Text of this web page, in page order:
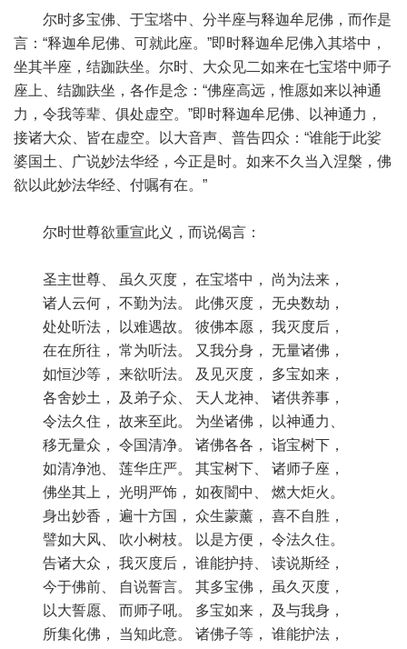
尔时多宝佛、于宝塔中、分半座与释迦牟尼佛，而作是
言：“释迦牟尼佛、可就此座。”即时释迦牟尼佛入其塔中，
坐其半座，结跏趺坐。尔时、大众见二如来在七宝塔中师子
座上、结跏趺坐，各作是念：“佛座高远，惟愿如来以神通
力，令我等辈、俱处虚空。”即时释迦牟尼佛、以神通力，
接诸大众、皆在虚空。以大音声、普告四众：“谁能于此娑
婆国土、广说妙法华经，今正是时。如来不久当入涅槃，佛
欲以此妙法华经、付嘱有在。”
尔时世尊欲重宣此义，而说偈言：
圣主世尊、 虽久灭度， 在宝塔中， 尚为法来，
诸人云何， 不勤为法。 此佛灭度， 无央数劫，
处处听法， 以难遇故。 彼佛本愿， 我灭度后，
在在所往， 常为听法。 又我分身， 无量诸佛，
如恒沙等， 来欲听法。 及见灭度， 多宝如来，
各舍妙土， 及弟子众、 天人龙神、 诸供养事，
令法久住， 故来至此。 为坐诸佛， 以神通力、
移无量众， 令国清净。 诸佛各各， 诣宝树下，
如清净池、 莲华庄严。 其宝树下、 诸师子座，
佛坐其上， 光明严饰， 如夜闇中、 燃大炬火。
身出妙香， 遍十方国， 众生蒙薰， 喜不自胜，
譬如大风、 吹小树枝。 以是方便， 令法久住。
告诸大众， 我灭度后， 谁能护持、 读说斯经，
今于佛前、 自说誓言。 其多宝佛， 虽久灭度，
以大誓愿、 而师子吼。 多宝如来， 及与我身，
所集化佛， 当知此意。 诸佛子等， 谁能护法，